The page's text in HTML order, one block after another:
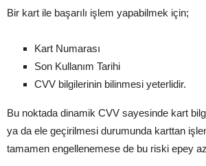
Bir kart ile başarılı işlem yapabilmek için;
Kart Numarası
Son Kullanım Tarihi
CVV bilgilerinin bilinmesi yeterlidir.
Bu noktada dinamik CVV sayesinde kart
ya da ele geçirilmesi durumunda karttan
tamamen engellenemese de bu riski epey